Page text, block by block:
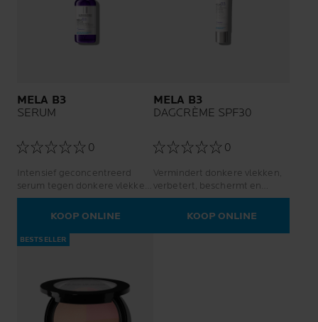
MELA B3
SERUM
0
Intensief geconcentreerd
serum tegen donkere vlekken,
voorkomt terugkeer
KOOP ONLINE
MELA B3
DAGCRÈME SPF30
0
Vermindert donkere vlekken,
verbetert, beschermt en
voorkomt terugkeer
KOOP ONLINE
BESTSELLER